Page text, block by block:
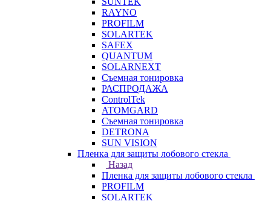
RAYNO
PROFILM
SOLARTEK
SAFEX
QUANTUM
SOLARNEXT
Съемная тонировка
РАСПРОДАЖА
ControlTek
ATOMGARD
Съемная тонировка
DETRONA
SUN VISION
Пленка для защиты лобового стекла
Назад
Пленка для защиты лобового стекла
PROFILM
SOLARTEK